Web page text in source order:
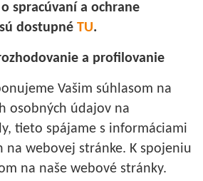
spracúvaní a ochrane
dostupné TU.
a profilovanie
Vašim súhlasom na
osobných údajov na
tieto spájame s informáciami
na webovej stránke. K spojeniu
na naše webové stránky.